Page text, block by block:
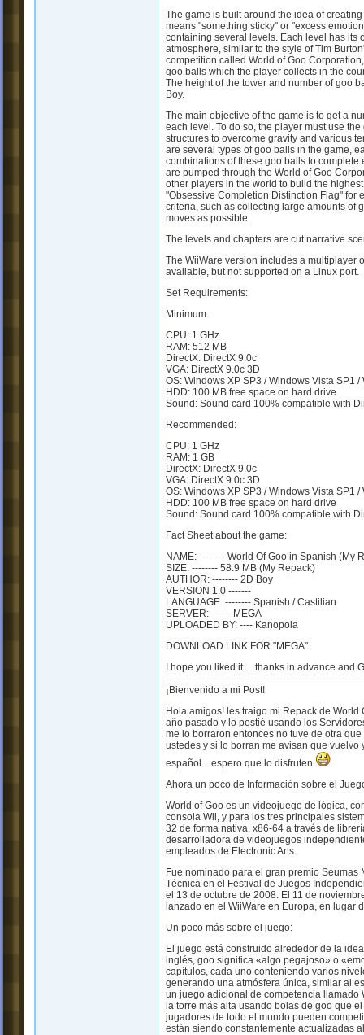
The game is built around the idea of
means "something sticky" or "excess
containing several levels. Each level has its
atmosphere, similar to the style of Tim
competition called World of Goo
goo balls which the player collects in the
The height of the tower and number of goo
Boy.
The main objective of the game is to get a
each level. To do so, the player must use
structures to overcome gravity and various
are several types of goo balls in the game,
combinations of these goo balls to
are pumped through the World of Goo
other players in the world to build the
"Obsessive Completion Distinction Flag" for
criteria, such as collecting large amounts of
moves as possible.
The levels and chapters are cut narrative
The WiiWare version includes a multiplayer
available, but not supported on a Linux port.
Set Requirements:
Minimum:
CPU: 1 GHz
RAM: 512 MB
DirectX: DirectX 9.0c
VGA: DirectX 9.0c 3D
OS: Windows XP SP3 / Windows Vista SP1 /
HDD: 100 MB free space on hard drive
Sound: Sound card 100% compatible with
Recommended:
CPU: 1 GHz
RAM: 1 GB
DirectX: DirectX 9.0c
VGA: DirectX 9.0c 3D
OS: Windows XP SP3 / Windows Vista SP1 /
HDD: 100 MB free space on hard drive
Sound: Sound card 100% compatible with
Fact Sheet about the game:
NAME: -------- World Of Goo in Spanish (My
SIZE: -------- 58.9 MB (My Repack)
AUTHOR: -------- 2D Boy
VERSION 1.0 -------
LANGUAGE: -------- Spanish / Castilian
SERVER: ------ MEGA
UPLOADED BY: ---- Kanopola
DOWNLOAD LINK FOR "MEGA":
I hope you liked it ... thanks in advance and
¡Bienvenido a mi Post!
Hola amigos! les traigo mi Repack de
año pasado y lo postié usando los
me lo borraron entonces no tuve de otra
ustedes y si lo borran me avisan que
español... espero que lo disfruten
Ahora un poco de Información sobre el
World of Goo es un videojuego de lógica,
consola Wii, y para los tres principales
32 de forma nativa, x86-64 a través de
desarrolladora de videojuegos
empleados de Electronic Arts.
Fue nominado para el gran premio
Técnica en el Festival de Juegos
el 13 de octubre de 2008. El 11 de
lanzado en el WiiWare en Europa, en lugar
Un poco más sobre el juego:
El juego está construido alrededor de la
inglés, goo significa «algo pegajoso» o
capítulos, cada uno conteniendo varios
generando una atmósfera única, similar al
un juego adicional de competencia llamado
la torre más alta usando bolas de goo que
jugadores de todo el mundo pueden
están siendo constantemente actualizadas